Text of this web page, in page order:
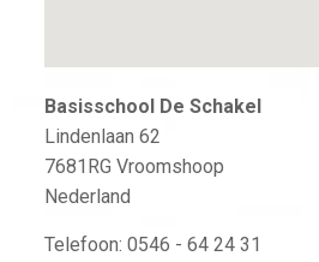
Basisschool De Schakel
Lindenlaan 62
7681RG Vroomshoop
Nederland
Telefoon: 0546 - 64 24 31